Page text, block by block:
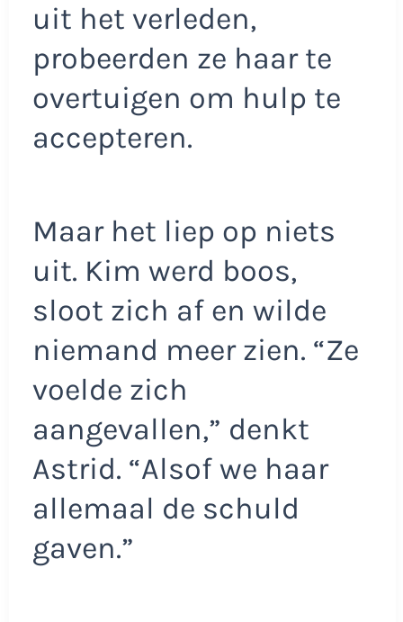
uit het verleden,
probeerden ze haar te
overtuigen om hulp te
accepteren.
Maar het liep op niets
uit. Kim werd boos,
sloot zich af en wilde
niemand meer zien. “Ze
voelde zich
aangevallen,” denkt
Astrid. “Alsof we haar
allemaal de schuld
gaven.”